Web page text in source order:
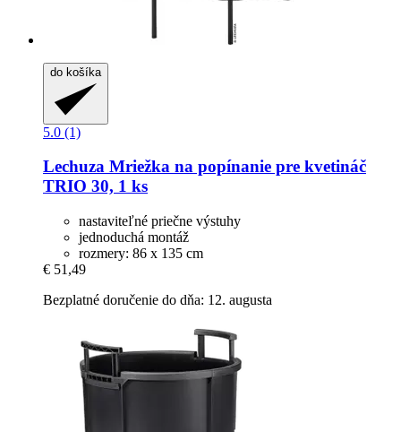
do košíka
5.0 (1)
Lechuza Mriežka na popínanie pre kvetináč
TRIO 30, 1 ks
nastaviteľné priečne výstuhy
jednoduchá montáž
rozmery: 86 x 135 cm
€ 51,49
Bezplatné doručenie do dňa: 12. augusta